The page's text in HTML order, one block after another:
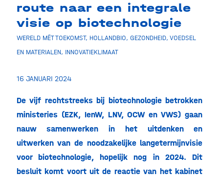
route naar een integrale
visie op biotechnologie
WERELD MÉT TOEKOMST, HOLLANDBIO, GEZONDHEID, VOEDSEL
EN MATERIALEN, INNOVATIEKLIMAAT
16 JANUARI 2024
De vijf rechtstreeks bij biotechnologie betrokken
ministeries (EZK, IenW, LNV, OCW en VWS) gaan
nauw samenwerken in het uitdenken en
uitwerken van de noodzakelijke langetermijnvisie
voor biotechnologie, hopelijk nog in 2024. Dit
besluit komt voort uit de reactie van het kabinet